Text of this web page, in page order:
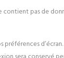
pas de